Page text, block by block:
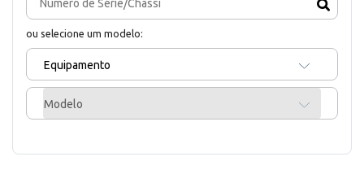
ou selecione um modelo:
Equipamento
Modelo